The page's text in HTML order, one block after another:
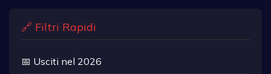
🔗 Filtri Rapidi
📅 Usciti nel 2026